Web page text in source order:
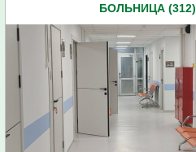
БОЛЬНИЦА (312)